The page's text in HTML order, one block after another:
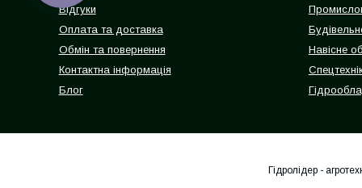
Відгуки
Оплата та доставка
Обмін та повернення
Контактна інформація
Блог
Навісне